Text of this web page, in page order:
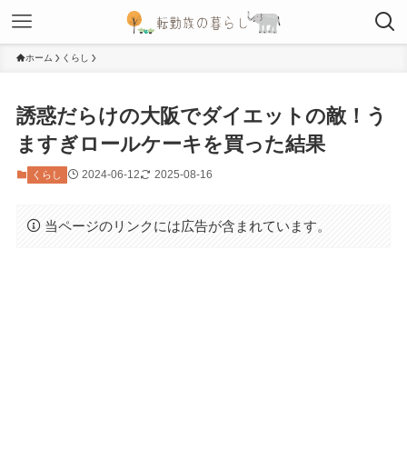
ホーム くらし
誘惑だらけの大阪でダイエットの敵！う
ますぎロールケーキを買った結果
くらし 2024-06-12 2025-08-16
当ページのリンクには広告が含まれています。